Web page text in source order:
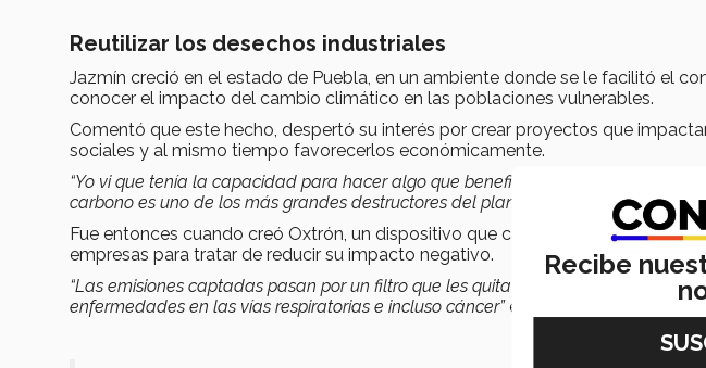
Reutilizar los desechos industriales
Jazmín creció en el estado de Puebla, en un ambiente donde se le facilitó el
conocer el impacto del cambio climático en las poblaciones vulnerables.
Comentó que este hecho, despertó su interés por crear proyectos que
sociales y al mismo tiempo favorecerlos económicamente.
“Yo vi que tenía la capacidad para hacer algo que beneficiara a mi comunidad
carbono es uno de los más grandes destructores del planeta”
, comentó.
Fue entonces cuando creó Oxtrón, un dispositivo que capta los gases del
empresas para tratar de reducir su impacto negativo.
“Las emisiones captadas pasan por un filtro que les quita grasa, ceniza, hollín y
enfermedades en las vías respiratorias e incluso cáncer”explicó Salazar.
Recibe